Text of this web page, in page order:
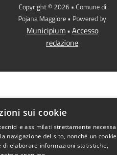
Copyright © 2026 • Comune di
Pojana Maggiore • Powered by
Municipium• Accesso
redazione
sui cookie
e assimilati strettamente
navigazione del sito, nonché un cookie
di elaborare informazioni statistiche,